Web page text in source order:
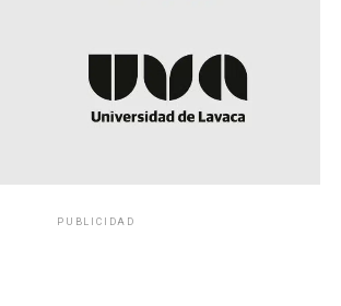
PUBLICIDAD